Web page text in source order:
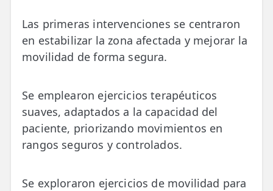
Las primeras intervenciones se centraron
en estabilizar la zona afectada y mejorar la
movilidad de forma segura.
Se emplearon ejercicios terapéuticos
suaves, adaptados a la capacidad del
paciente, priorizando movimientos en
rangos seguros y controlados.
Se exploraron ejercicios de movilidad para